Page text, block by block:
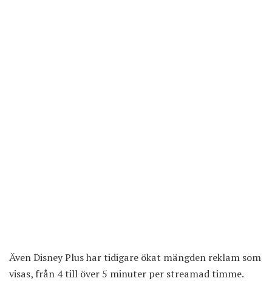
Även Disney Plus har tidigare ökat mängden reklam som
visas, från 4 till över 5 minuter per streamad timme.